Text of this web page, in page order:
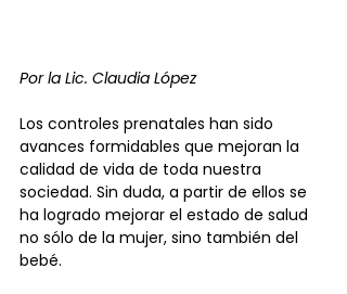
Por la Lic. Claudia López
Los controles prenatales han sido
avances formidables que mejoran la
calidad de vida de toda nuestra
sociedad. Sin duda, a partir de ellos se
ha logrado mejorar el estado de salud
no sólo de la mujer, sino también del
bebé.